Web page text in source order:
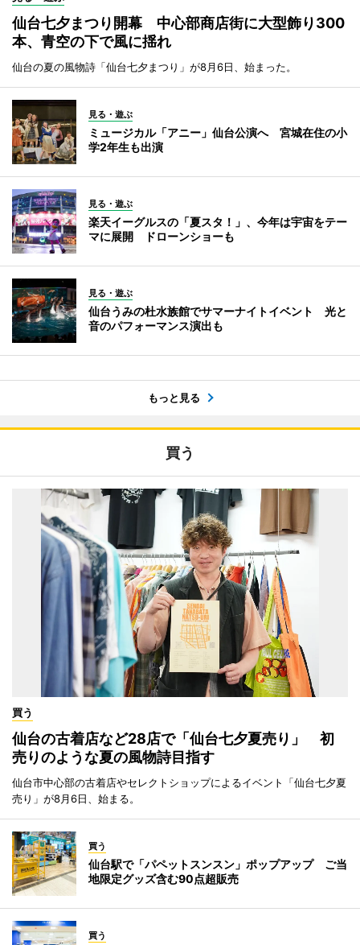
仙台七夕まつり開幕 中心部商店街に大型飾り300
本、青空の下で風に揺れ
仙台の夏の風物詩「仙台七夕まつり」が8月6日、始まった。
見る・遊ぶ
ミュージカル「アニー」仙台公演へ 宮城在住の小
学2年生も出演
見る・遊ぶ
楽天イーグルスの「夏スタ！」、今年は宇宙をテー
マに展開 ドローンショーも
見る・遊ぶ
仙台うみの杜水族館でサマーナイトイベント 光と
音のパフォーマンス演出も
もっと見る
買う
買う
仙台の古着店など28店で「仙台七夕夏売り」 初
売りのような夏の風物詩目指す
仙台市中心部の古着店やセレクトショップによるイベント「仙台七夕夏
売り」が8月6日、始まる。
買う
仙台駅で「パペットスンスン」ポップアップ ご当
地限定グッズ含む90点超販売
買う